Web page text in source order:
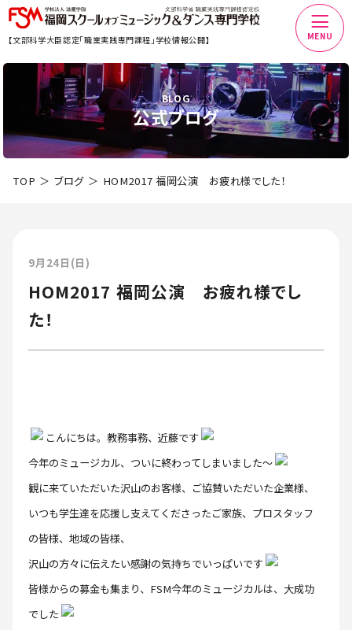
【文部科学大臣認定「職業実践専門課程」学校情報公開】 MENU
BLOG
公式ブログ
TOP ブログ HOM2017 福岡公演 お疲れ様でした！
9月24日(日)
HOM2017 福岡公演 お疲れ様でし
た！
こんにちは。教務事務、近藤です
今年のミュージカル、ついに終わってしまいました～
観に来ていただいた沢山のお客様、ご協賛いただいた企業様、
いつも学生達を応援し支えてくださったご家族、プロスタッフ
の皆様、地域の皆様、
沢山の方々に伝えたい感謝の気持ちでいっぱいです
皆様からの募金も集まり、FSM今年のミュージカルは、大成功
でした